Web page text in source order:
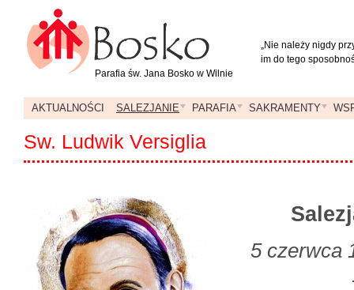
„Nie należy nigdy
im do tego
Parafia św. Jana Bosko w Wilnie
AKTUALNOŚCI SALEZJANIE PARAFIA SAKRAMENTY
Sw. Ludwik Versiglia
5 czerwca